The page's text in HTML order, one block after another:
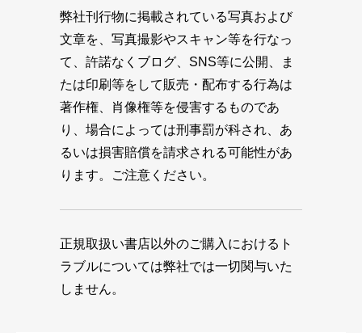
弊社刊行物に掲載されている写真および
文章を、写真撮影やスキャン等を行なっ
て、許諾なくブログ、SNS等に公開、ま
たは印刷等をして販売・配布する行為は
著作権、肖像権等を侵害するものであ
り、場合によっては刑事罰が科され、あ
るいは損害賠償を請求される可能性があ
ります。ご注意ください。
正規取扱い書店以外のご購入におけるト
ラブルについては弊社では一切関与いた
しません。